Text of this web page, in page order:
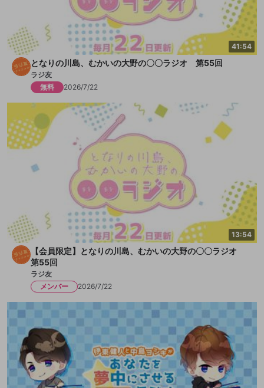
41:54
となりの川島、むかいの大野の〇〇ラジオ 第55回
ラジ友
無料
2026/7/22
13:54
【会員限定】となりの川島、むかいの大野の〇〇ラジオ
第55回
ラジ友
メンバー
2026/7/22